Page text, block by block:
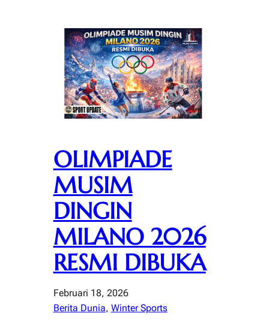
OLIMPIADE
MUSIM
DINGIN
MILANO 2026
RESMI DIBUKA
Februari 18, 2026
Berita Dunia, Winter Sports